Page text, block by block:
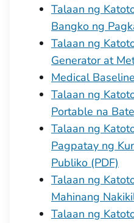
Talaan ng
Bangko ng
Talaan ng
Generator at
Medical
Talaan ng
Portable na
Talaan ng
Pagpatay ng
Publiko (PDF)
Talaan ng
Mahinang
Talaan ng